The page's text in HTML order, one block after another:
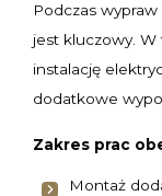
Podczas
jest kluczowy.
instalację
dodatkowe
Zakres prac
Montaż